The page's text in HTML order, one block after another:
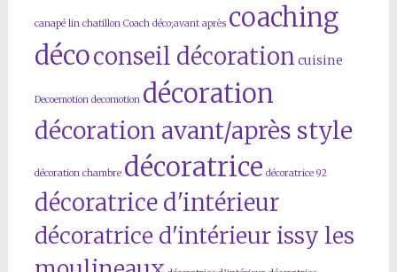
canapé lin chatillon Coach déco;avant après coaching
décoconseil décoration cuisine
Decoemotion decomotion décoration
décoration avant/après style
décoration chambre décoratrice décoratrice 92
décoratrice d'intérieur
décoratrice d'intérieur issy les